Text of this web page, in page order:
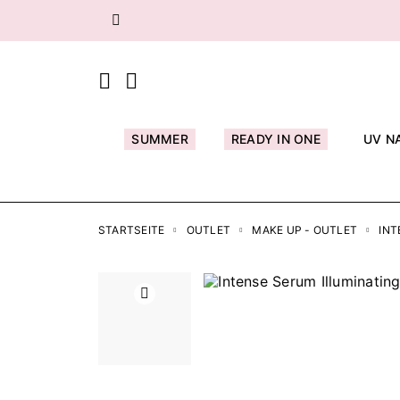
Zurück
SUMMER READY IN ONE UV
STARTSEITE OUTLET MAKE UP - OUTLET
Zurück